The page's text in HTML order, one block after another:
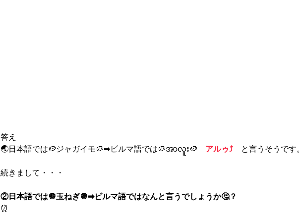
答え
🌏日本語では🥔ジャガイモ🥔➡ビルマ語では🥔အာလူး🥔 アルゥ⤴ と言うそうです。
続きまして・・・
②日本語では🧅玉ねぎ🧅➡ビルマ語ではなんと言うでしょうか🤔？
⏰